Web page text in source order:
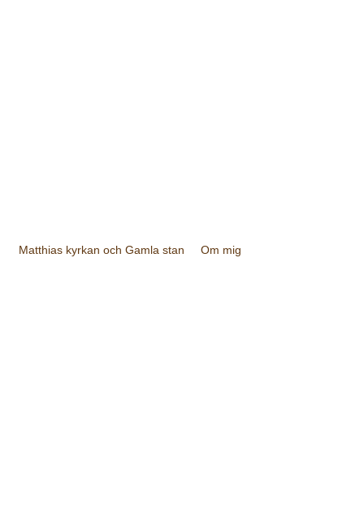
Matthias kyrkan och Gamla stan Om mig